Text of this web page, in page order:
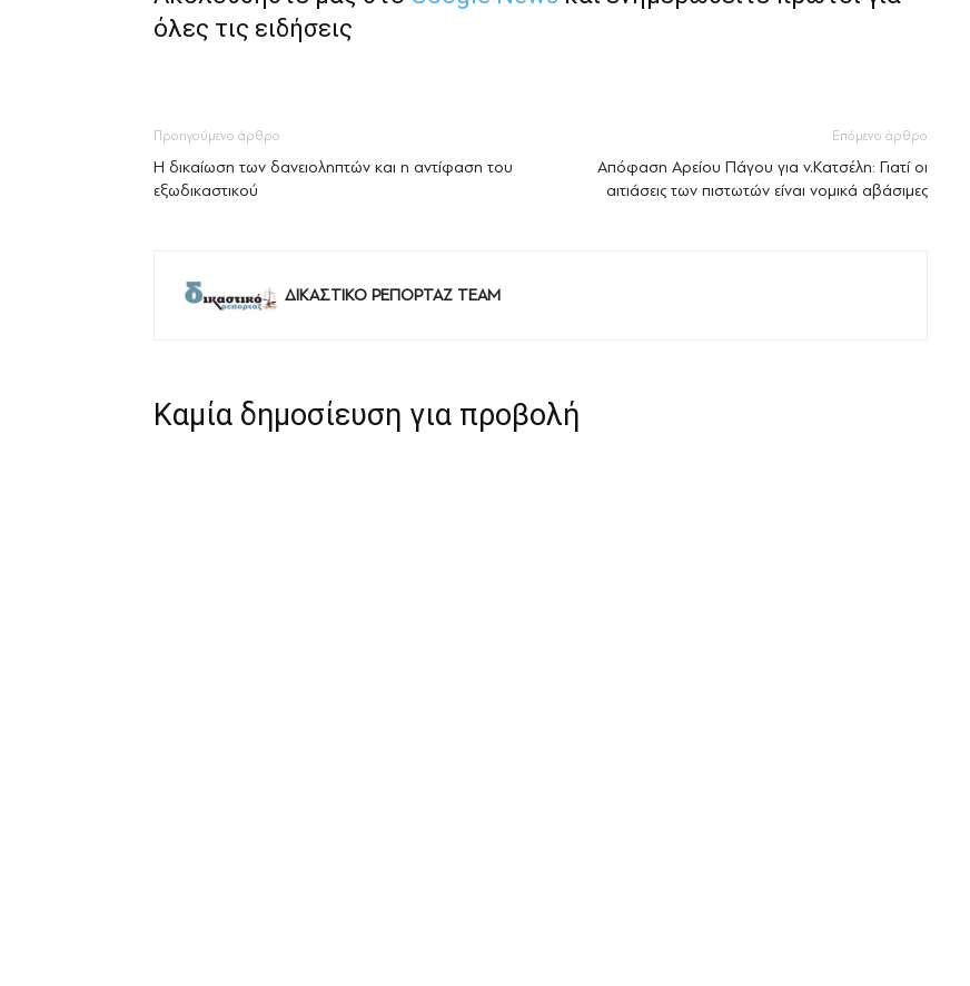
όλες τις ειδήσεις
Προηγούμενο άρθρο
Η δικαίωση των δανειοληπτών και η αντίφαση του
εξωδικαστικού
Επόμενο άρθρο
Απόφαση Αρείου Πάγου για ν.Κατσέλη: Γιατί οι
αιτιάσεις των πιστωτών είναι νομικά αβάσιμες
ΔΙΚΑΣΤΙΚΟ ΡΕΠΟΡΤΑΖ TEAM
Καμία δημοσίευση για προβολή